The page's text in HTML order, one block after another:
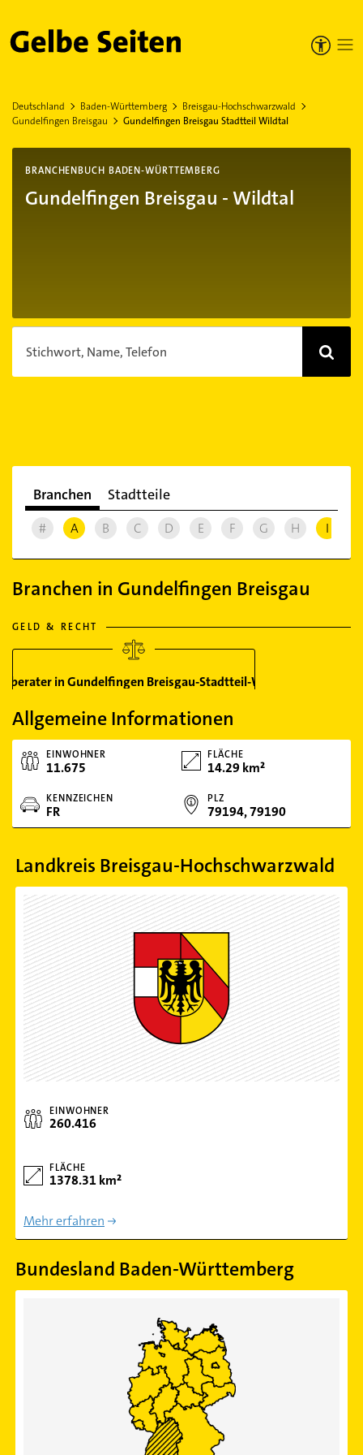
Gelbe Seiten
Deutschland Baden-Württemberg
Breisgau-Hochschwarzwald
Gundelfingen Breisgau
Gundelfingen Breisgau Stadtteil Wildtal
BRANCHENBUCH BADEN-WÜRTTEMBERG
Gundelfingen Breisgau - Wildtal
Stichwort, Name, Telefon
Branchen Stadtteile
# A B C D E F G H I
Branchen in Gundelfingen Breisgau
GELD & RECHT
in Gundelfingen Breisgau-Stadtteil-Wildtal
Allgemeine Informationen
EINWOHNER
11.675
FLÄCHE
14.29 km²
KENNZEICHEN
FR
PLZ
79194, 79190
Landkreis Breisgau-Hochschwarzwald
EINWOHNER
260.416
FLÄCHE
1378.31 km²
Mehr erfahren
Bundesland Baden-Württemberg